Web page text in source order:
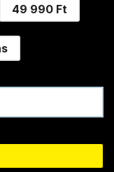
49 990 Ft